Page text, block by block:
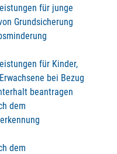
für junge
Grundsicherung
für Kinder,
bei Bezug
beantragen
dem
dem